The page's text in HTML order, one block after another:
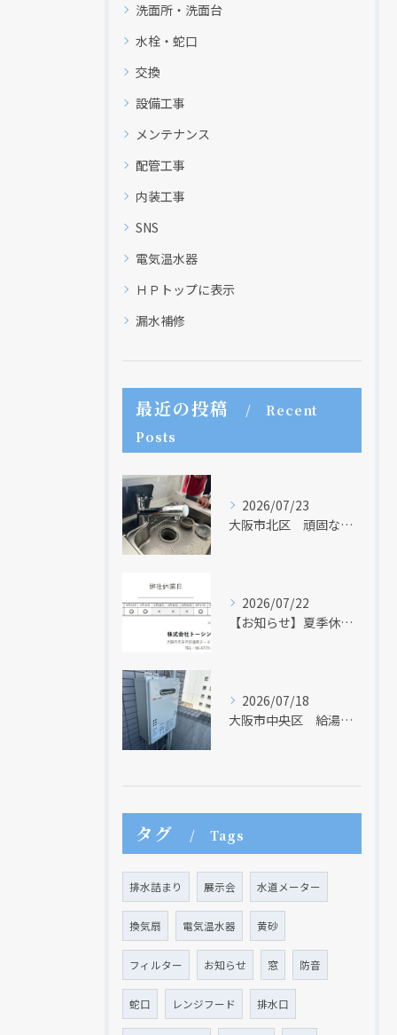
洗面所・洗面台
水栓・蛇口
交換
設備工事
メンテナンス
配管工事
内装工事
SNS
電気温水器
ＨＰトップに表示
漏水補修
最近の投稿
Recent
Posts
2026/07/23
大阪市北区 頑固な水アカはなかなか取れない・・・
2026/07/22
【お知らせ】夏季休業日のお知らせ【２０２６年】
2026/07/18
大阪市中央区 給湯器のリモコンが無くても、リモコンを設置する方法はあります
タグ Tags
排水詰まり 展示会 水道メーター
換気扇 電気温水器 黄砂
フィルター お知らせ 窓 防音
蛇口 レンジフード 排水口
現在、新聞に入っている折込チラシです。
現在、新聞に入っている折込チラシです。